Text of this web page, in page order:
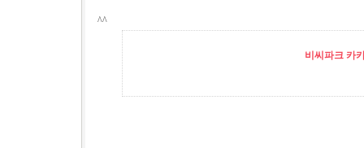
^^
비씨파크 카